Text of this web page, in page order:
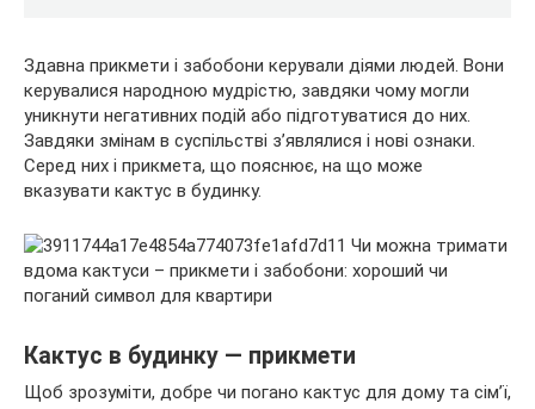
Здавна прикмети і забобони керували діями людей. Вони
керувалися народною мудрістю, завдяки чому могли
уникнути негативних подій або підготуватися до них.
Завдяки змінам в суспільстві з’являлися і нові ознаки.
Серед них і прикмета, що пояснює, на що може
вказувати кактус в будинку.
Кактус в будинку — прикмети
Щоб зрозуміти, добре чи погано кактус для дому та сім’ї,